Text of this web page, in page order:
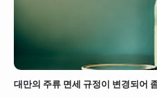
대만의 주류 면세 규정이 변경되어